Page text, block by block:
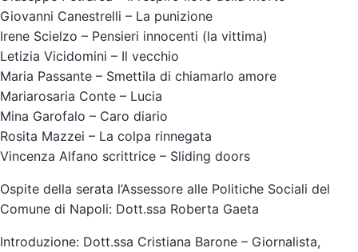
Giovanni Canestrelli – La punizione
Irene Scielzo – Pensieri innocenti (la vittima)
Letizia Vicidomini – Il vecchio
Maria Passante – Smettila di chiamarlo amore
Mariarosaria Conte – Lucia
Mina Garofalo – Caro diario
Rosita Mazzei – La colpa rinnegata
Vincenza Alfano scrittrice – Sliding doors
Ospite della serata l’Assessore alle Politiche Sociali del
Comune di Napoli: Dott.ssa Roberta Gaeta
Introduzione: Dott.ssa Cristiana Barone – Giornalista,